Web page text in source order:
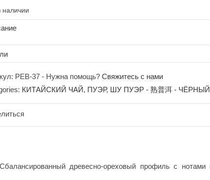
наличии
PEB-37- Нужна помощь? Свяжитесь с нами
КИТАЙСКИЙ ЧАЙ, ПУЭР, ШУ ПУЭР - 熟普洱 - ЧЁРНЫЙ
древесно-ореховый профиль с нотами